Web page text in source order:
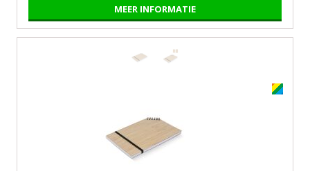
MEER INFORMATIE